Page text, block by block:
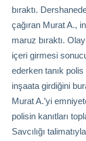
bıraktı.
çağıran Murat A.,
maruz bıraktı.
içeri girmesi
ederken tanık
inşaata girdiğini
Murat A.’yi
polisin kanıtları
Savcılığı